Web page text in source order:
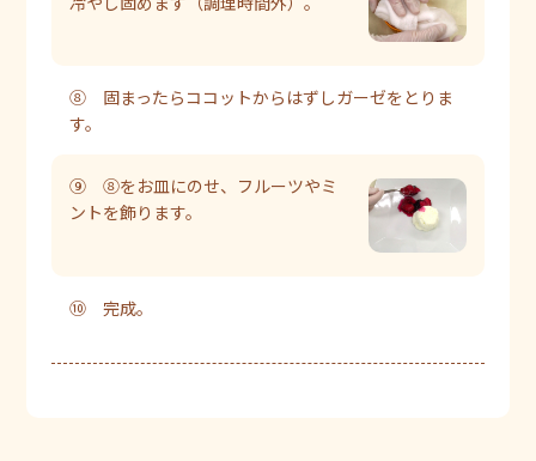
⑧ 固まったらココットからはずしガーゼをとりま
す。
⑨ ⑧をお皿にのせ、フルーツやミ
ントを飾ります。
⑩ 完成。